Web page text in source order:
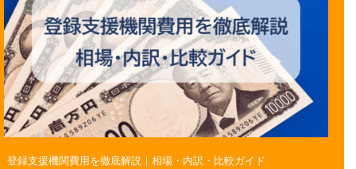
登録支援機関費用を徹底解説｜相場・内訳・比較ガイド